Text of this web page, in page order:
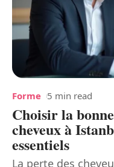
Forme 5 min read
Choisir la
cheveux à
essentiels
La perte des